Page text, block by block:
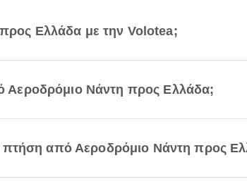
Ελλάδα με την Volotea;
Αεροδρόμιο Νάντη προς Ελλάδα;
πτήση από Αεροδρόμιο Νάντη προς